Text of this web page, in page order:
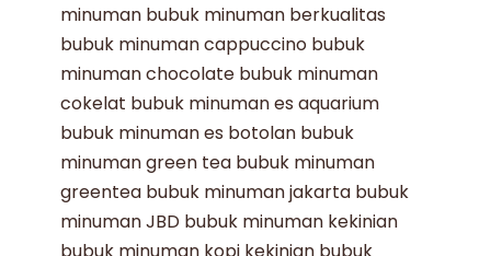
minuman bubuk minuman berkualitas
bubuk minuman cappuccino bubuk
minuman chocolate bubuk minuman
cokelat bubuk minuman es aquarium
bubuk minuman es botolan bubuk
minuman green tea bubuk minuman
greentea bubuk minuman jakarta bubuk
minuman JBD bubuk minuman kekinian